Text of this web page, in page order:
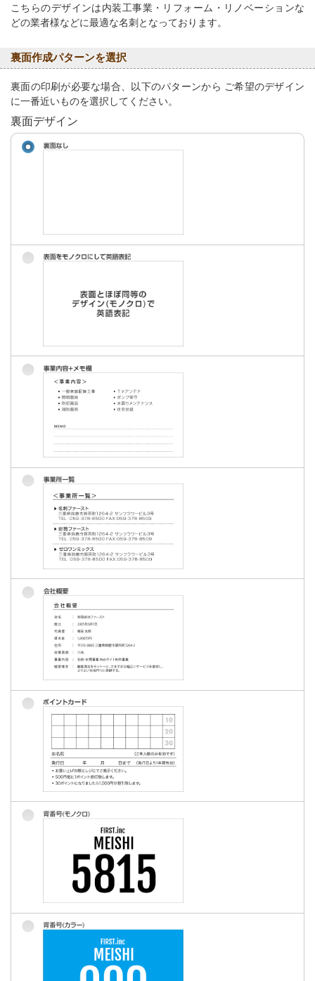
こちらのデザインは内装工事業・リフォーム・リノベーションな
どの業者様などに最適な名刺となっております。
裏面作成パターンを選択
裏面の印刷が必要な場合、以下のパターンから ご希望のデザイン
に一番近いものを選択してください。
裏面デザイン